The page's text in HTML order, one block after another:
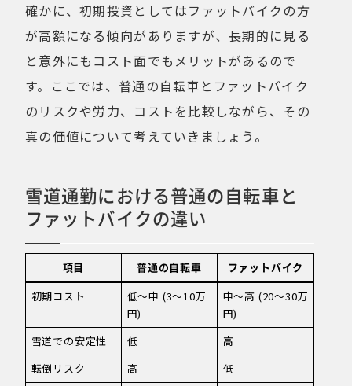
確かに、初期投資としてはファットバイクの方
が高額になる傾向がありますが、長期的に見る
と意外にもコスト面でもメリットがあるので
す。ここでは、普通の自転車とファットバイク
のリスクや労力、コストを比較しながら、その
真の価値について考えていきましょう。
雪道通勤における普通の自転車と
ファットバイクの違い
項目 普通の自転車
ファットバイク
初期コスト
低〜中 (3〜10万
円)
中〜高 (20〜30万
円)
雪道での安定性
低
高
転倒リスク
高
低